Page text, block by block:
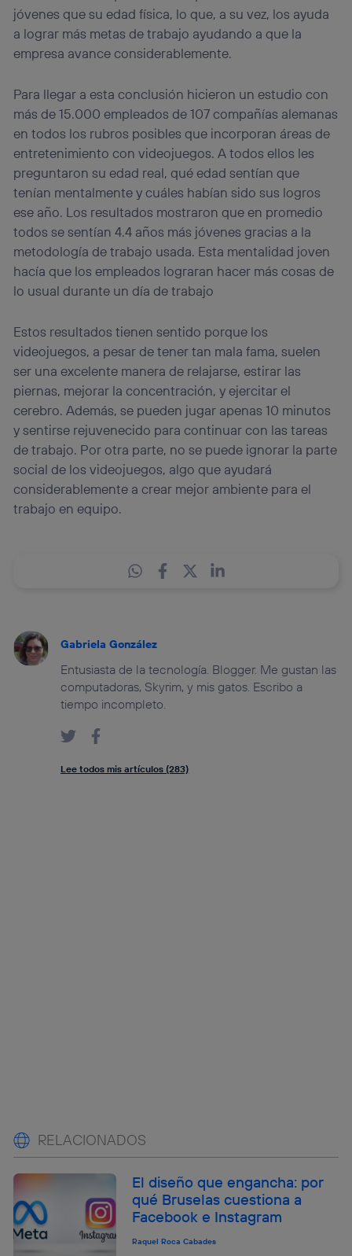
jóvenes que su edad física, lo que, a su vez, los ayuda
a lograr más metas de trabajo ayudando a que la
empresa avance considerablemente.
Para llegar a esta conclusión hicieron un estudio con
más de 15.000 empleados de 107 compañías alemanas
en todos los rubros posibles que incorporan áreas de
entretenimiento con videojuegos. A todos ellos les
preguntaron su edad real, qué edad sentían que
tenían mentalmente y cuáles habían sido sus logros
ese año. Los resultados mostraron que en promedio
todos se sentían 4.4 años más jóvenes gracias a la
metodología de trabajo usada. Esta mentalidad joven
hacía que los empleados lograran hacer más cosas de
lo usual durante un día de trabajo
Estos resultados tienen sentido porque los
videojuegos, a pesar de tener tan mala fama, suelen
ser una excelente manera de relajarse, estirar las
piernas, mejorar la concentración, y ejercitar el
cerebro. Además, se pueden jugar apenas 10 minutos
y sentirse rejuvenecido para continuar con las tareas
de trabajo. Por otra parte, no se puede ignorar la parte
social de los videojuegos, algo que ayudará
considerablemente a crear mejor ambiente para el
trabajo en equipo.
Gabriela González
Entusiasta de la tecnología. Blogger. Me gustan las
computadoras, Skyrim, y mis gatos. Escribo a
tiempo incompleto.
Lee todos mis artículos (283)
RELACIONADOS
El diseño que engancha: por
qué Bruselas cuestiona a
Facebook e Instagram
Raquel Roca Cabades